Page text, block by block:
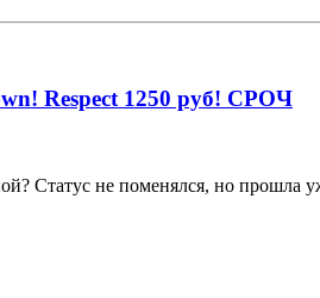
Respect 1250 руб! СРОЧ
Статус не поменялся, но прошла